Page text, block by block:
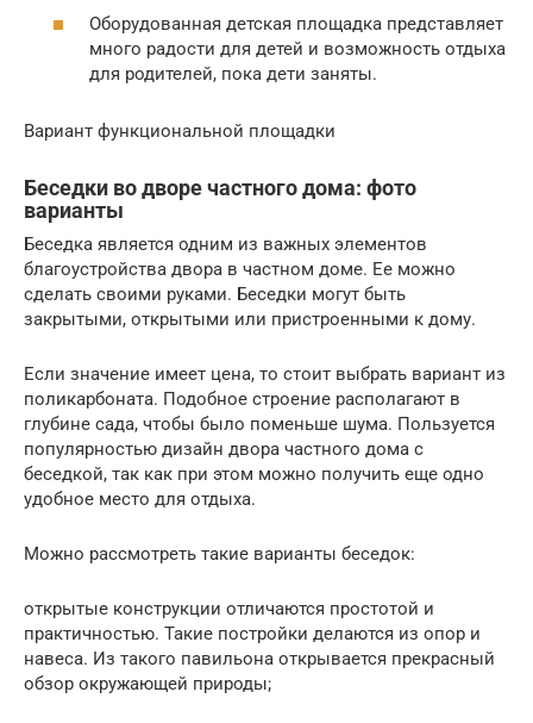
Оборудованная детская площадка представляет
много радости для детей и возможность отдыха
для родителей, пока дети заняты.
Вариант функциональной площадки
Беседки во дворе частного дома: фото
варианты
Беседка является одним из важных элементов
благоустройства двора в частном доме. Ее можно
сделать своими руками. Беседки могут быть
закрытыми, открытыми или пристроенными к дому.
Если значение имеет цена, то стоит выбрать вариант из
поликарбоната. Подобное строение располагают в
глубине сада, чтобы было поменьше шума. Пользуется
популярностью дизайн двора частного дома с
беседкой, так как при этом можно получить еще одно
удобное место для отдыха.
Можно рассмотреть такие варианты беседок:
открытые конструкции отличаются простотой и
практичностью. Такие постройки делаются из опор и
навеса. Из такого павильона открывается прекрасный
обзор окружающей природы;